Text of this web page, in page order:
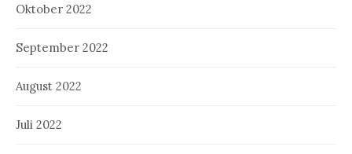
Oktober 2022
September 2022
August 2022
Juli 2022